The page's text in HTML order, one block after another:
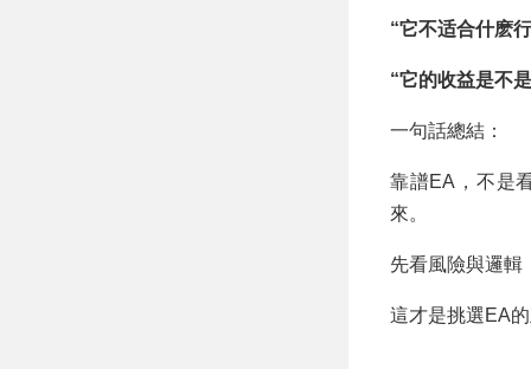
“它不适合什麽
“它的收益是不
一句話總結：
靠譜EA，不是
來。
先看風險與邏輯
這才是挑選EA